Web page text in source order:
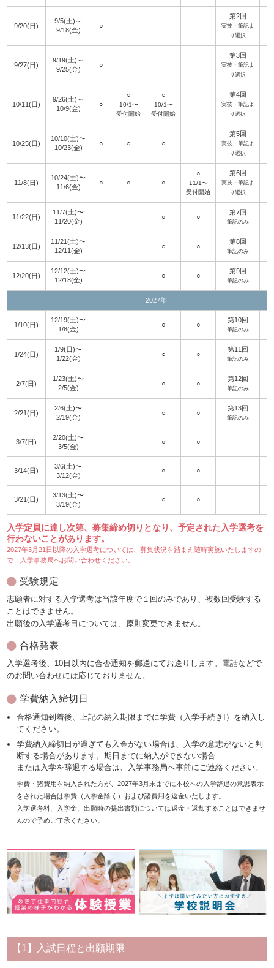
9/20(日)
9/5(土)～
9/18(金)
○
第2回
実技・筆記よ
り選択
9/27(日)
9/19(土)～
9/25(金)
○
第3回
実技・筆記よ
り選択
10/11(日)
9/26(土)～
10/9(金)
○
○
10/1〜
受付開始
○
10/1〜
受付開始
第4回
実技・筆記よ
り選択
10/25(日)
10/10(土)〜
10/23(金)
○ ○ ○
第5回
実技・筆記よ
り選択
11/8(日)
10/24(土)〜
11/6(金)
○ ○ ○
○
11/1〜
受付開始
第6回
実技・筆記よ
り選択
11/22(日)
11/7(土)〜
11/20(金)
○ ○
第7回
筆記のみ
12/13(日)
11/21(土)〜
12/11(金)
○ ○
第8回
筆記のみ
12/20(日)
12/12(土)〜
12/18(金)
○ ○
第9回
筆記のみ
2027年
1/10(日)
12/19(土)〜
1/8(金)
○ ○
第10回
筆記のみ
1/24(日)
1/9(日)〜
1/22(金)
○ ○
第11回
筆記のみ
2/7(日)
1/23(土)〜
2/5(金)
○ ○
第12回
筆記のみ
2/21(日)
2/6(土)〜
2/19(金)
○ ○
第13回
筆記のみ
3/7(日)
2/20(土)〜
3/5(金)
○ ○
3/14(日)
3/6(土)〜
3/12(金)
○ ○
3/21(日)
3/13(土)〜
3/19(金)
○ ○
入学定員に達し次第、募集締め切りとなり、予定された入学選考を
行わないことがあります。
2027年3月21日以降の入学選考については、募集状況を踏まえ随時実施いたしますの
で、入学事務局へお問い合わせください。
受験規定
志願者に対する入学選考は当該年度で１回のみであり、複数回受験する
ことはできません。
出願後の入学選考日については、原則変更できません。
合格発表
入学選考後、10日以内に合否通知を郵送にてお送りします。電話などで
のお問い合わせには応じておりません。
学費納入締切日
合格通知到着後、上記の納入期限までに学費（入学手続きI）を納入し
てください。
学費納入締切日が過ぎても入金がない場合は、入学の意志がないと判
断する場合があります。期日までに納入ができない場合
または入学を辞退する場合は、入学事務局へ事前にご連絡ください。
学費・諸費用を納入された方が、2027年3月末までに本校への入学辞退の意思表示
をされた場合は学費（入学金除く）および諸費用を返金いたします。
入学選考料、入学金、出願時の提出書類については返金・返却することはできませ
んので予めご了承ください。
【1】入試日程と出願期限